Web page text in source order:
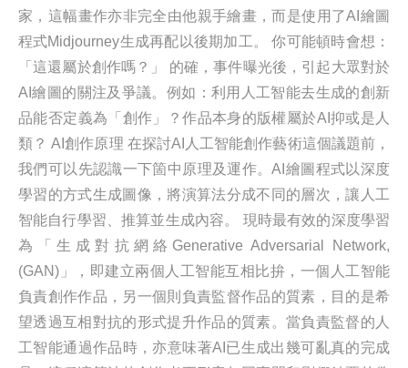
家，這幅畫作亦非完全由他親手繪畫，而是使用了AI繪圖
程式Midjourney生成再配以後期加工。 你可能頓時會想：
「這還屬於創作嗎？」 的確，事件曝光後，引起大眾對於
AI繪圖的關注及爭議。例如：利用人工智能去生成的創新
品能否定義為「創作」？作品本身的版權屬於AI抑或是人
類？ AI創作原理 在探討AI人工智能創作藝術這個議題前，
我們可以先認識一下箇中原理及運作。AI繪圖程式以深度
學習的方式生成圖像，將演算法分成不同的層次，讓人工
智能自行學習、推算並生成內容。 現時最有效的深度學習
為「生成對抗網絡Generative Adversarial Network,
(GAN)」，即建立兩個人工智能互相比拚，一個人工智能
負責創作作品，另一個則負責監督作品的質素，目的是希
望透過互相對抗的形式提升作品的質素。當負責監督的人
工智能通過作品時，亦意味著AI已生成出幾可亂真的完成